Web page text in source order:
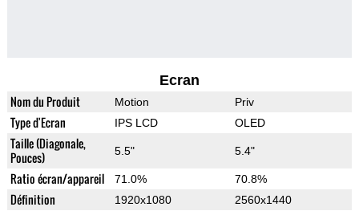
Ecran
Nom du Produit Motion Priv
Type d'Ecran IPS LCD OLED
Taille (Diagonale,
Pouces)
5.5" 5.4"
Ratio écran/appareil 71.0% 70.8%
Définition 1920x1080 2560x1440